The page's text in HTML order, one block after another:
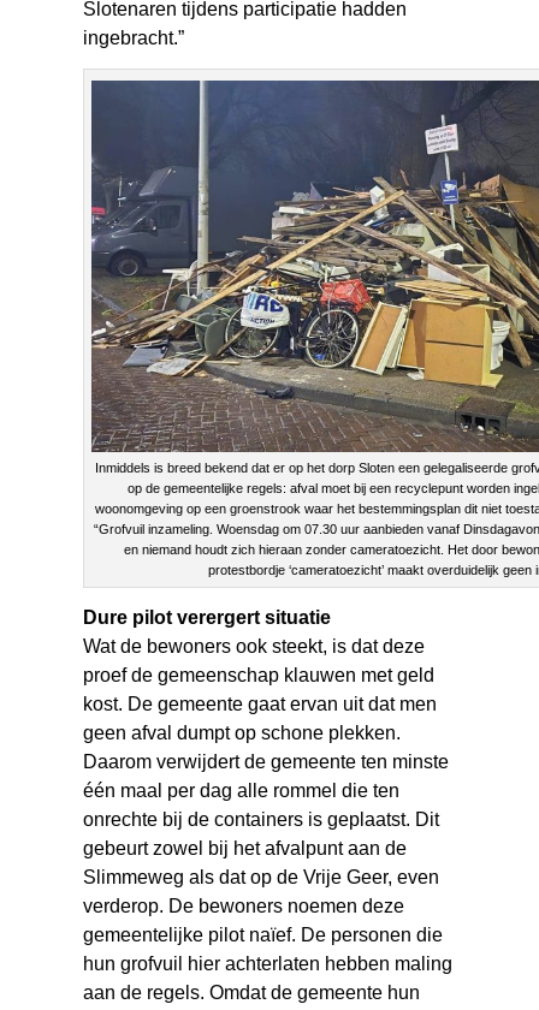
Slotenaren tijdens participatie hadden
ingebracht.”
Inmiddels is breed bekend dat er op het dorp Sloten een gelegaliseerde
op de gemeentelijke regels: afval moet bij een recyclepunt worden
woonomgeving op een groenstrook waar het bestemmingsplan dit niet
“Grofvuil inzameling. Woensdag om 07.30 uur aanbieden vanaf
en niemand houdt zich hieraan zonder cameratoezicht. Het door
protestbordje ‘cameratoezicht’ maakt overduidelijk geen
Dure pilot verergert situatie
Wat de bewoners ook steekt, is dat deze
proef de gemeenschap klauwen met geld
kost. De gemeente gaat ervan uit dat men
geen afval dumpt op schone plekken.
Daarom verwijdert de gemeente ten minste
één maal per dag alle rommel die ten
onrechte bij de containers is geplaatst. Dit
gebeurt zowel bij het afvalpunt aan de
Slimmeweg als dat op de Vrije Geer, even
verderop. De bewoners noemen deze
gemeentelijke pilot naïef. De personen die
hun grofvuil hier achterlaten hebben maling
aan de regels. Omdat de gemeente hun